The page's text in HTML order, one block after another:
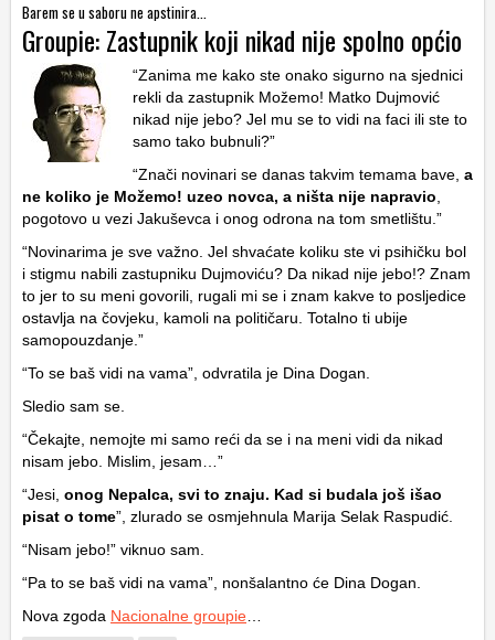
Barem se u saboru ne apstinira...
Groupie: Zastupnik koji nikad nije spolno općio
“Zanima me kako ste onako sigurno na sjednici
rekli da zastupnik Možemo! Matko Dujmović
nikad nije jebo? Jel mu se to vidi na faci ili ste to
samo tako bubnuli?”
“Znači novinari se danas takvim temama bave, a
ne koliko je Možemo! uzeo novca, a ništa nije napravio
pogotovo u vezi Jakuševca i onog odrona na tom smetlištu.”
“Novinarima je sve važno. Jel shvaćate koliku ste vi psihičku bol
i stigmu nabili zastupniku Dujmoviću? Da nikad nije jebo!? Znam
to jer to su meni govorili, rugali mi se i znam kakve to posljedice
ostavlja na čovjeku, kamoli na političaru. Totalno ti ubije
samopouzdanje.”
“To se baš vidi na vama”, odvratila je Dina Dogan.
Sledio sam se.
“Čekajte, nemojte mi samo reći da se i na meni vidi da nikad
nisam jebo. Mislim, jesam…”
“Jesi, onog Nepalca, svi to znaju. Kad si budala još išao
pisat o tome”, zlurado se osmjehnula Marija Selak Raspudić.
“Nisam jebo!” viknuo sam.
“Pa to se baš vidi na vama”, nonšalantno će Dina Dogan.
Nova zgoda Nacionalne groupie